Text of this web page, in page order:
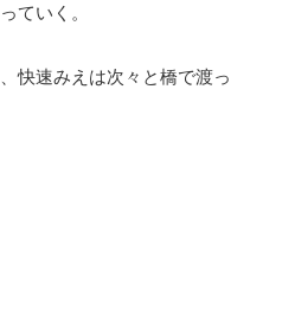
ていく。
快速みえは次々と橋で渡っ